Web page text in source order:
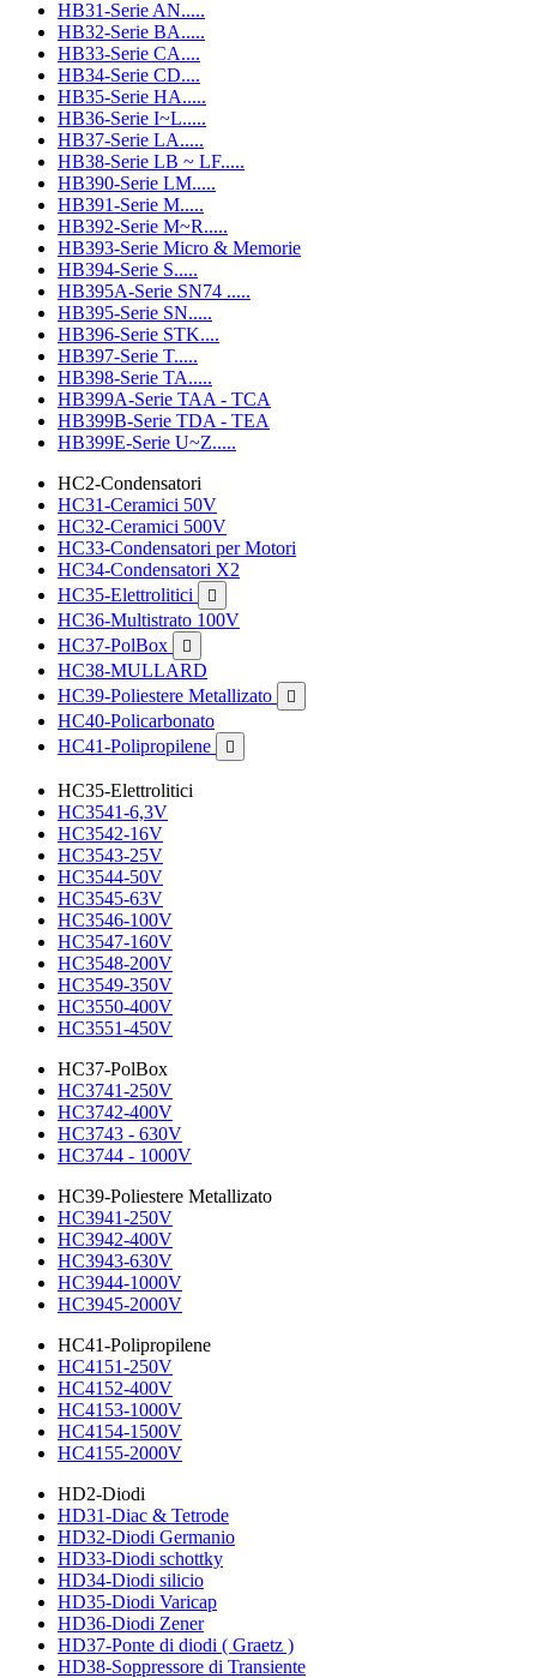
HB31-Serie AN.....
HB32-Serie BA.....
HB33-Serie CA....
HB34-Serie CD....
HB35-Serie HA.....
HB36-Serie I~L.....
HB37-Serie LA.....
HB38-Serie LB ~ LF.....
HB390-Serie LM.....
HB391-Serie M.....
HB392-Serie M~R.....
HB393-Serie Micro & Memorie
HB394-Serie S.....
HB395A-Serie SN74 .....
HB395-Serie SN.....
HB396-Serie STK....
HB397-Serie T.....
HB398-Serie TA.....
HB399A-Serie TAA - TCA
HB399B-Serie TDA - TEA
HB399E-Serie U~Z.....
HC2-Condensatori
HC31-Ceramici 50V
HC32-Ceramici 500V
HC33-Condensatori per Motori
HC34-Condensatori X2
HC35-Elettrolitici

HC36-Multistrato 100V
HC37-PolBox

HC38-MULLARD
HC39-Poliestere Metallizato

HC40-Policarbonato
HC41-Polipropilene

HC35-Elettrolitici
HC3541-6,3V
HC3542-16V
HC3543-25V
HC3544-50V
HC3545-63V
HC3546-100V
HC3547-160V
HC3548-200V
HC3549-350V
HC3550-400V
HC3551-450V
HC37-PolBox
HC3741-250V
HC3742-400V
HC3743 - 630V
HC3744 - 1000V
HC39-Poliestere Metallizato
HC3941-250V
HC3942-400V
HC3943-630V
HC3944-1000V
HC3945-2000V
HC41-Polipropilene
HC4151-250V
HC4152-400V
HC4153-1000V
HC4154-1500V
HC4155-2000V
HD2-Diodi
HD31-Diac & Tetrode
HD32-Diodi Germanio
HD33-Diodi schottky
HD34-Diodi silicio
HD35-Diodi Varicap
HD36-Diodi Zener
HD37-Ponte di diodi ( Graetz )
HD38-Soppressore di Transiente